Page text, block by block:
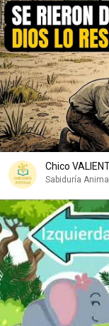
Chico
Sabiduría